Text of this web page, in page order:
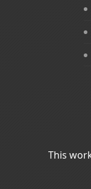
This